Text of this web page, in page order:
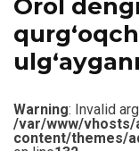
Orol
Warning: Invalid
/var/www/vhosts/
content/themes/